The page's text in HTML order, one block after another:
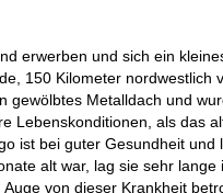
erwerben und sich ein
150 Kilometer
Metalldach und
Lebenskonditionen, als das
ist bei guter Gesundheit
alt war, lag sie sehr
von dieser Krankheit